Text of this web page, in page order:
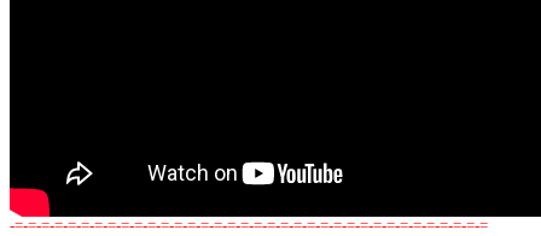
-=-=-=-=-=-=-=-=-=-=-=-=-=-=-=-=-=-=-=-=-=-=-=-=-=-=-=-=-=-=-=-=-=-=-=-=